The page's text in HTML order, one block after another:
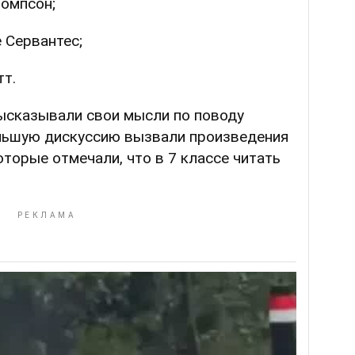
свои мысли по поводу
дискуссию вызвали произведения
отмечали, что в 7 классе читать